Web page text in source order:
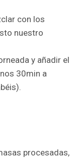
con los
nuestro
y añadir el
30min a
procesadas,